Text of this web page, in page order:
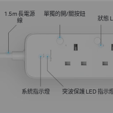
1.5m 長電源
線
單獨的開/關按鈕
狀態
系統指示燈 突波保護 LED 指示